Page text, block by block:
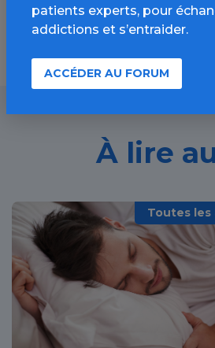
À lire
Toutes
patients experts, pour
addictions et s’entraider.
ACCÉDER AU FORUM